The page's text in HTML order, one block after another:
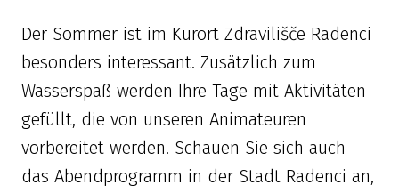
Der Sommer ist im Kurort Zdravilišče Radenci
besonders interessant. Zusätzlich zum
Wasserspaß werden Ihre Tage mit Aktivitäten
gefüllt, die von unseren Animateuren
vorbereitet werden. Schauen Sie sich auch
das Abendprogramm in der Stadt Radenci an,